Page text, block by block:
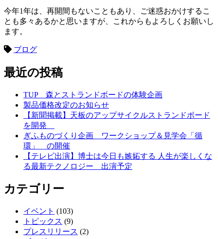
今年1年は、再開間もないこともあり、ご迷惑おかけするこ
とも多々あるかと思いますが、これからもよろしくお願いし
ます。
ブログ
最近の投稿
TUP 森とストランドボードの体験企画
製品価格改定のお知らせ
【新聞掲載】天板のアップサイクルストランドボード
を開発
ぎふものづくり企画 ワークショップ＆見学会「循
環」 の開催
【テレビ出演】博士は今日も嫉妬する 人生が楽しくな
る最新テクノロジー 出演予定
カテゴリー
イベント (103)
トピックス (9)
プレスリリース (2)